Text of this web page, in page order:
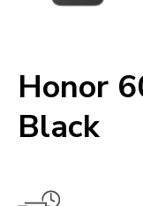
Honor
Black